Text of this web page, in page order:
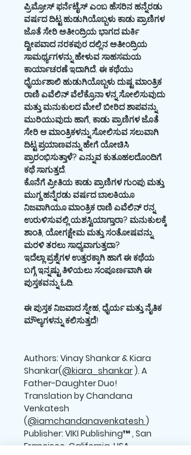
ಪ್ರಿಮ್ರೋಸ್ ಫರ್ನೆಟೈಸ್ ಎಂಬ ಹೆಸರಿನ ಹನ್ನೆರಡು
ವರ್ಷದ ದಿಟ್ಟ ಹುಡುಗಿಯೊಬ್ಬಳು ಕಾಡು ಪ್ರಾಣಿಗಳ‌
ಜೊತೆ ಸೇರಿ ಅತೀಂದ್ರಿಯ ಭಾಗದ ಮರ್ಕಿ
ದ್ವೀಪವಾದ ನರಕಪುರ ದಲ್ಲಿನ ಅತೀಂದ್ರಿಯ
ಸಾಮರ್ಥ್ಯಗಳನ್ನು ಹೇಳುವ ಸಾಹಸಮಯ
ಕಾರ್ಯಾಚರಣೆ ಇದಾಗಿದೆ‌. ಈ ಕಥೆಯು
ಧೈರ್ಯಶಾಲಿ ಹುಡುಗಿಯೊಬ್ಬಳು ದುಷ್ಟ ಮಾಂತ್ರಿಕ
ರಾಣಿ ಎವೆಲಿನ್ ವೆಲೆಕ್ರೊನಾ ಳನ್ನ ಸೋಲಿಸುವುದು
ಮತ್ತು ಮನುಕುಲದ ಮೇಲೆ ಬೀರಿದ ಶಾಪವನ್ನು
ಮುರಿಯುವುದು ಹಾಗೆ, ಕಾಡು ಪ್ರಾಣಿಗಳ ಜೊತೆ
ಸೇರಿ ಆ ಮಾಂತ್ರಿಕಳನ್ನು ಸೋಲಿಸುವ ಸಲುವಾಗಿ
ದಿಟ್ಟ ಪ್ರಯಾಣವನ್ನು ಹೇಗೆ ಯೋಚಿಸಿ
ಪ್ರಾರಂಭಿಸುತ್ತಾಳೆ? ಎನ್ನುವ ಕುತೂಹಲದೊಂದಿಗೆ
ಕಥೆ ಸಾಗುತ್ತದೆ.
ಕೊನೆಗೆ ಪ್ರೀತಿಯ ಕಾಡು ಪ್ರಾಣಿಗಳ ಗುಂಪು ಮತ್ತು
ಮುಗ್ದ ಹನ್ನೆರಡು ವರ್ಷದ ಬಾಲಕಿಯೂ
ನಿಜವಾಗಿಯೂ ಮಾಂತ್ರಿಕ ರಾಣಿ ಎವೆಲಿನ್ ರನ್ನ
ಉರುಳಿಸುವಲ್ಲಿ ಯಶಸ್ವಿಯಾಗ್ತಾರಾ? ಮನುಕುಲಕ್ಕೆ
ಶಾಂತಿ, ಯೋಗಕ್ಷೇಮ ಮತ್ತು ಸಂತೋಷವನ್ನು
ಮರಳಿ ತರಲು ಸಾಧ್ಯವಾಗುತ್ತದಾ?
ಇದೆಲ್ಲಾ ಪ್ರಶ್ನೆಗಳ ಉತ್ತರಕ್ಕಾಗಿ ಹಾಗೆ ಈ ಕಥೆಯ
ಬಗ್ಗೆ ಇನ್ನಷ್ಟು ತಿಳಿಯಲು ಸಂಪೂರ್ಣವಾಗಿ ಈ
ಪುಸ್ತಕವನ್ನು ಓದಿ.
ಈ ಪುಸ್ತಕ ನಿಜವಾದ ಸ್ನೇಹ, ಧೈರ್ಯ ಮತ್ತು ನೈತಿಕ
ಮೌಲ್ಯಗಳನ್ನು ಕಲಿಸುತ್ತದೆ!
Authors: Vinay Shankar & Kiara
Shankar(@kiara_shankar ). A
Father-Daughter Duo!
Translation by Chandana
Venkatesh
(@iamchandanavenkatesh )
Publisher: VIKI Publishing™ , San
Francisco, California, USA.